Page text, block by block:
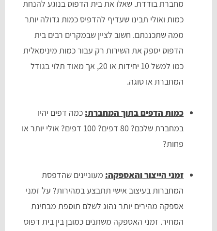
מחברת בודדת. שאלו את בית הדפוס בנוגע להנחת
כמות ואולי תבינו שעדיף להדפיס כמות גדולה יותר
ממה שתכננתם. חשוב לציין שבמקרים רבים בית
הדפוס יספק את השירות רק עבור כמות מינימאלית
כמו למשל 10 יחידות או 20, אך מאוד תלוי בגודל
המחברת או סוגה.
כמות הדפים בתוך המחברת: כמה דפים יהיו
במחברת שלכם? 80 דפים? 100 דפים? אולי יותר או
פחות?
זמני הייצור והאספקה: מעוניינים שהדפסת
המחברות בעיצוב אישי תתבצע במהירות? על זמני
אספקה מהירים יותר נהוג לשלם תוספת מבחינת
המחיר. זמני האספקה משתנים כמובן בין בית דפוס